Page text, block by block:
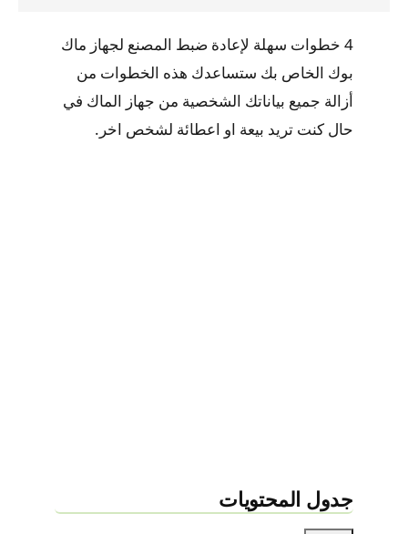
4 خطوات سهلة لإعادة ضبط المصنع لجهاز ماك
بوك الخاص بك ستساعدك هذه الخطوات من
أزالة جميع بياناتك الشخصية من جهاز الماك في
حال كنت تريد بيعة او اعطائة لشخص اخر.
جدول المحتويات